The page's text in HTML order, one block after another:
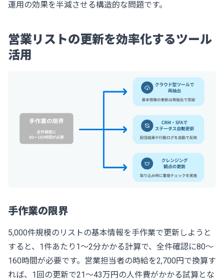
運用の効果を半減させる構造的な問題です。
営業リストの更新を効率化するツール
活用
手作業の限界
5,000件規模のリストの基本情報を手作業で更新しようと
すると、1件あたり1〜2分かかる計算で、全件確認に80〜
160時間が必要です。営業担当者の時給を2,700円で換算す
れば、1回の更新で21〜43万円の人件費がかかる試算とな